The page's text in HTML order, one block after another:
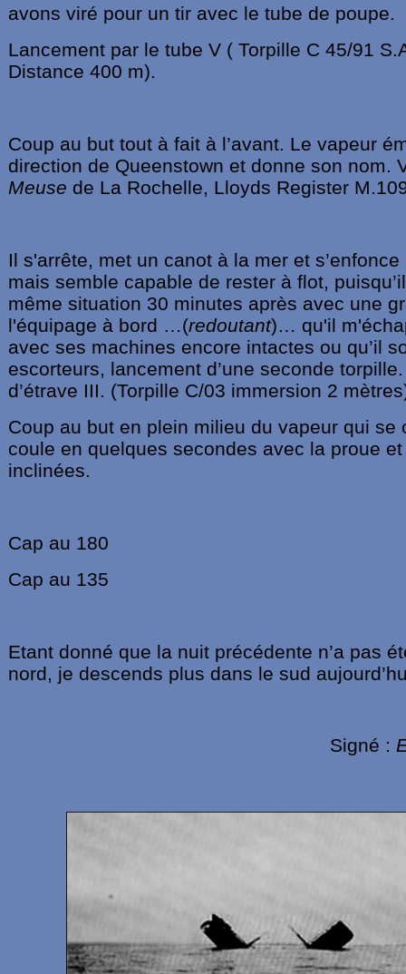
avons viré pour un tir avec le tube de poupe.
Lancement par le tube V ( Torpille C 45/91
Distance 400 m).
Coup au but tout à fait à l’avant. Le vapeur
direction de Queenstown et donne son nom.
Meuse de La Rochelle, Lloyds Register
Il s'arrête, met un canot à la mer et s’enfonce
mais semble capable de rester à flot,
même situation 30 minutes après avec une
l'équipage à bord …(redoutant)… qu'il
avec ses machines encore intactes ou qu’il
escorteurs, lancement d’une seconde
d’étrave III. (Torpille C/03 immersion 2
Coup au but en plein milieu du vapeur qui se
coule en quelques secondes avec la proue
inclinées.
Cap au 180
Cap au 135
Etant donné que la nuit précédente n’a pas
nord, je descends plus dans le sud
Signé :